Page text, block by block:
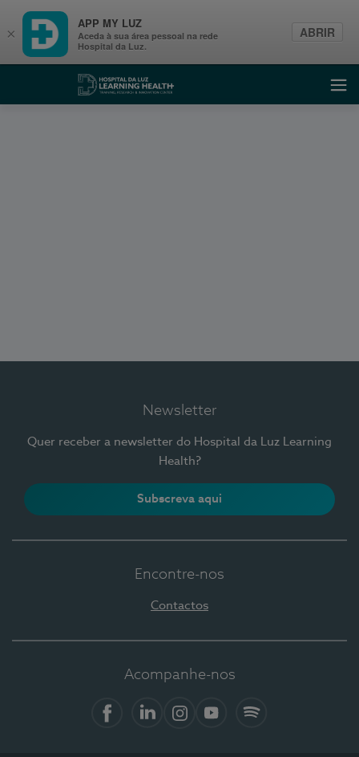
Learning Health
Newsletter
Quer receber a newsletter do Hospital da Luz Learning
Health?
Subscreva aqui
Encontre-nos
Contactos
Acompanhe-nos
×
APP MY LUZ
Aceda à sua área pessoal na rede
Hospital da Luz.
ABRIR